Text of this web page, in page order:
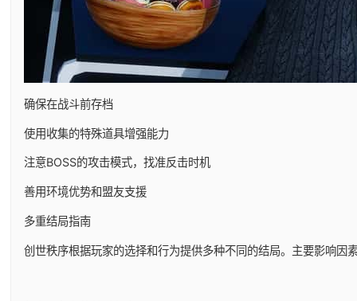
确保在战斗前存档
使用收集的特殊道具增强能力
注意BOSS的攻击模式，找准反击时机
善用环境优势和盟友支援
多重结局指南
创世秩序根据玩家的选择和行为提供多种不同的结局。主要影响因